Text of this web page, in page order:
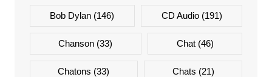
Bob Dylan (146) CD Audio(191)
Chanson (33) Chat(46)
Chatons (33) Chats (21)